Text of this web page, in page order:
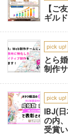
【ご
ギル
pick up!
とら
制作
pick up!
IBJ(
の内
受賞